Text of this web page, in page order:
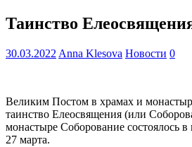
Таинство
30.03.2022 Anna Klesova Новости 0
Великим Постом в храмах и
таинство Елеосвящения (или
монастыре Соборование состоялось
27 марта.